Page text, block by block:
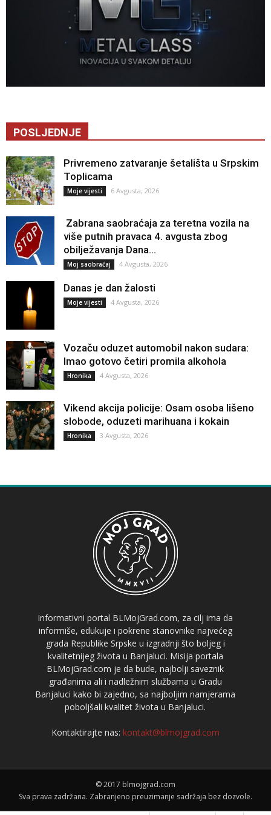
POSLJEDNJE
Privremeno zatvaranje šetališta u Srpskim
Toplicama
Moje vijesti 6 Avgusta, 2026
Zabrana saobraćaja za teretna vozila na
više putnih pravaca 4. avgusta zbog
obilježavanja Dana...
Moj saobraćaj 4 Avgusta, 2026
Danas je dan žalosti
Moje vijesti 4 Avgusta, 2026
Vozaču oduzet automobil nakon sudara:
Imao gotovo četiri promila alkohola
Hronika 4 Avgusta, 2026
Vikend akcija policije: Osam osoba lišeno
slobode, oduzeti marihuana i kokain
Hronika 3 Avgusta, 2026
Informativni portal BLMojGrad.com, za cilj ima da
informiše, edukuje i pokrene stanovnike najvećeg
grada Republike Srpske u izgradnji što boljeg i
kvalitetnijeg života u Banjaluci. Misija portala
BLMojGrad.com je da bude, najbolji saveznik
građanima ali i nadležnim službama u Gradu
Banjaluci kako bi zajedno, sa najboljim namjerama
poboljšali kvalitet života u Banjaluci.
Kontaktirajte nas: kontakt@blmojgrad.com
© 2017 blmojgrad.com
Sva prava zadržana. Zabranjeno preuzimanje sadržaja bez dozvole.